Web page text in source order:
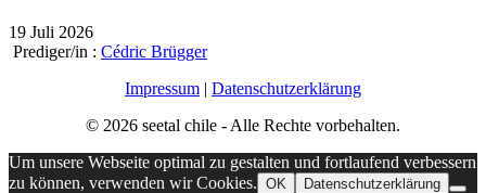
19 Juli 2026
Prediger/in : Cédric Brügger
Impressum | Datenschutzerklärung
© 2026 seetal chile - Alle Rechte vorbehalten.
Um unsere Webseite optimal zu gestalten und fortlaufend verbessern
zu können, verwenden wir Cookies. OK Datenschutzerklärung